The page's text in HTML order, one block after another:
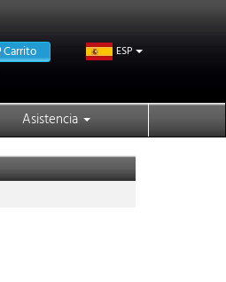
Carrito ESP
Asistencia